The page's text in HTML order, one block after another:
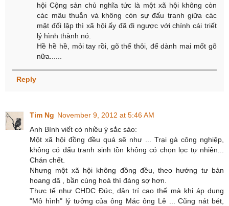
hội Cộng sản chủ nghĩa tức là một xã hội không còn
các mâu thuẫn và không còn sự đấu tranh giữa các
mặt đối lập thì xã hội ấy đã đi ngược với chính cái triết
lý hình thành nó.
Hề hề hề, mỏi tay rồi, gõ thế thôi, để dành mai mốt gõ
nữa......
Reply
Tim Ng November 9, 2012 at 5:46 AM
Anh Bình viết có nhiều ý sắc sảo:
Một xã hội đồng đều quá sẽ như ... Trại gà công nghiệp,
không có đấu tranh sinh tồn không có chọn lọc tự nhiên...
Chán chết.
Nhưng một xã hội không đồng đều, theo hướng tư bản
hoang dã , bần cùng hoá thì đáng sợ hơn.
Thực tế như CHDC Đức, dân trí cao thế mà khi áp dụng
"Mô hình" lý tưởng của ông Mác ông Lê ... Cũng nát bét,